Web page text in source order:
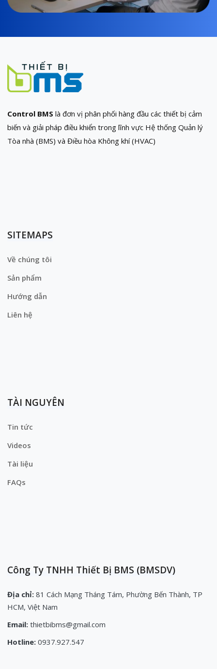
Control BMS là đơn vị phân phối hàng đầu các thiết bị cảm
biến và giải pháp điều khiển trong lĩnh vực Hệ thống Quản lý
Tòa nhà (BMS) và Điều hòa Không khí (HVAC)
SITEMAPS
Về chúng tôi
Sản phẩm
Hướng dẫn
Liên hệ
TÀI NGUYÊN
Tin tức
Videos
Tài liệu
FAQs
Công Ty TNHH Thiết Bị BMS (BMSDV)
Địa chỉ: 81 Cách Mạng Tháng Tám, Phường Bến Thành, TP
HCM, Việt Nam
Email: thietbibms@gmail.com
Hotline: 0937.927.547